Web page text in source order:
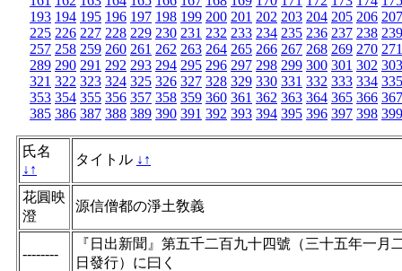
193 194 195 196 197 198 199 200 201 202 203 204 205 206 207
225 226 227 228 229 230 231 232 233 234 235 236 237 238 239
257 258 259 260 261 262 263 264 265 266 267 268 269 270 271
289 290 291 292 293 294 295 296 297 298 299 300 301 302 303
321 322 323 324 325 326 327 328 329 330 331 332 333 334 335
353 354 355 356 357 358 359 360 361 362 363 364 365 366 367
385 386 387 388 389 390 391 392 393 394 395 396 397 398 399
氏名
↓ ↑
タイトル ↓ ↑
花圓映
澄
源信僧都の淨土敎義
--------
『日出新聞』第五千二百九十四號（三十五年一月
日發行）に曰く